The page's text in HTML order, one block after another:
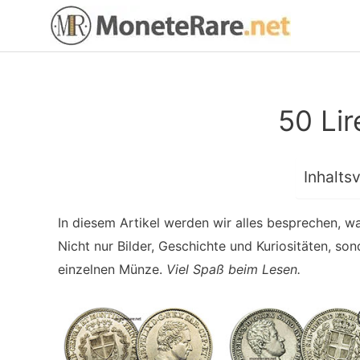
springen
50
In diesem Artikel werden wir alles besprechen,
Nicht nur Bilder, Geschichte und Kuriositäten,
einzelnen Münze. Viel Spaß beim Lesen.